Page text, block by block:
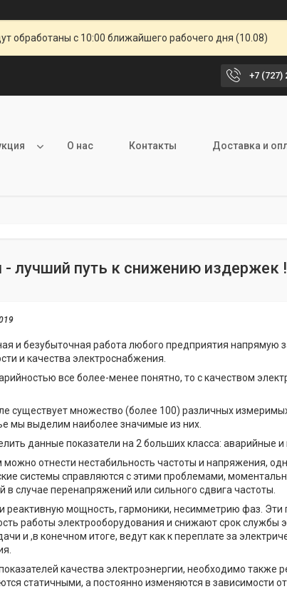
обработаны с 10:00 ближайшего рабочего дня (10.08)
+7 (727)
О нас Контакты Доставка и
- лучший путь к снижению издержек !
и безубыточная работа любого предприятия напрямую
и качества электроснабжения.
все более-менее понятно, то с качеством
существует множество (более 100) различных
мы выделим наиболее значимые из них.
данные показатели на 2 больших класса: аварийные и
отнести нестабильность частоты и напряжения,
системы справляются с этими проблемами,
в случае перенапряжений или сильного сдвига частоты.
мощность, гармоники, несимметрию фаз. Эти
работы электрооборудования и снижают срок службы
и ,в конечном итоге, ведут как к переплате за
качества электроэнергии, необходимо также
статичными, а постоянно изменяются в зависимости